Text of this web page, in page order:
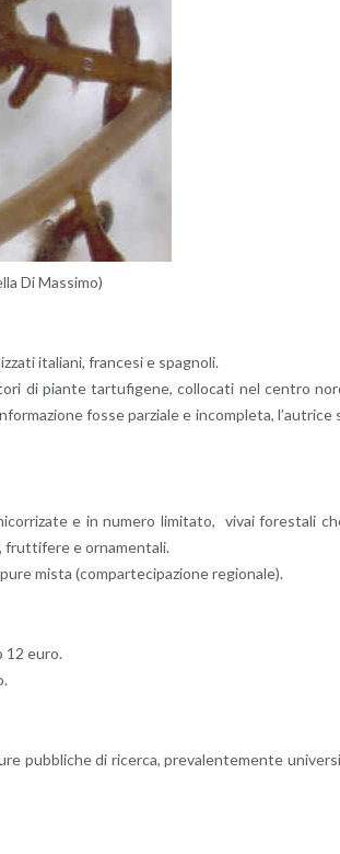
Di Mas­si­mo)
ita­lia­ni, fran­ce­si e spa­gno­li.
di pian­te tar­tu­fi­ge­ne, col­lo­ca­ti nel cen­tro
fosse par­zia­le e in­com­ple­ta, l’au­tri­ce
e in nu­me­ro li­mi­ta­to, vivai fo­re­sta­li
frut­ti­fe­re e or­na­men­ta­li.
mista (com­par­te­ci­pa­zio­ne re­gio­na­le).
12 euro.
pub­bli­che di ri­cer­ca, pre­va­len­te­men­te